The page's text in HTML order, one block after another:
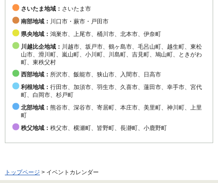
さいたま地域： さいたま市
南部地域： 川口市・蕨市・戸田市
県央地域： 鴻巣市、上尾市、桶川市、北本市、伊奈町
川越比企地域： 川越市、坂戸市、鶴ヶ島市、毛呂山町、越生町、東松
山市、滑川町、嵐山町、小川町、川島町、吉見町、鳩山町、ときがわ
町、東秩父村
西部地域： 所沢市、飯能市、狭山市、入間市、日高市
利根地域： 行田市、加須市、羽生市、久喜市、蓮田市、幸手市、宮代
町、白岡市、杉戸町
北部地域： 熊谷市、深谷市、寄居町、本庄市、美里町、神川町、上里
町
秩父地域： 秩父市、横瀬町、皆野町、長瀞町、小鹿野町
トップページ > イベントカレンダー